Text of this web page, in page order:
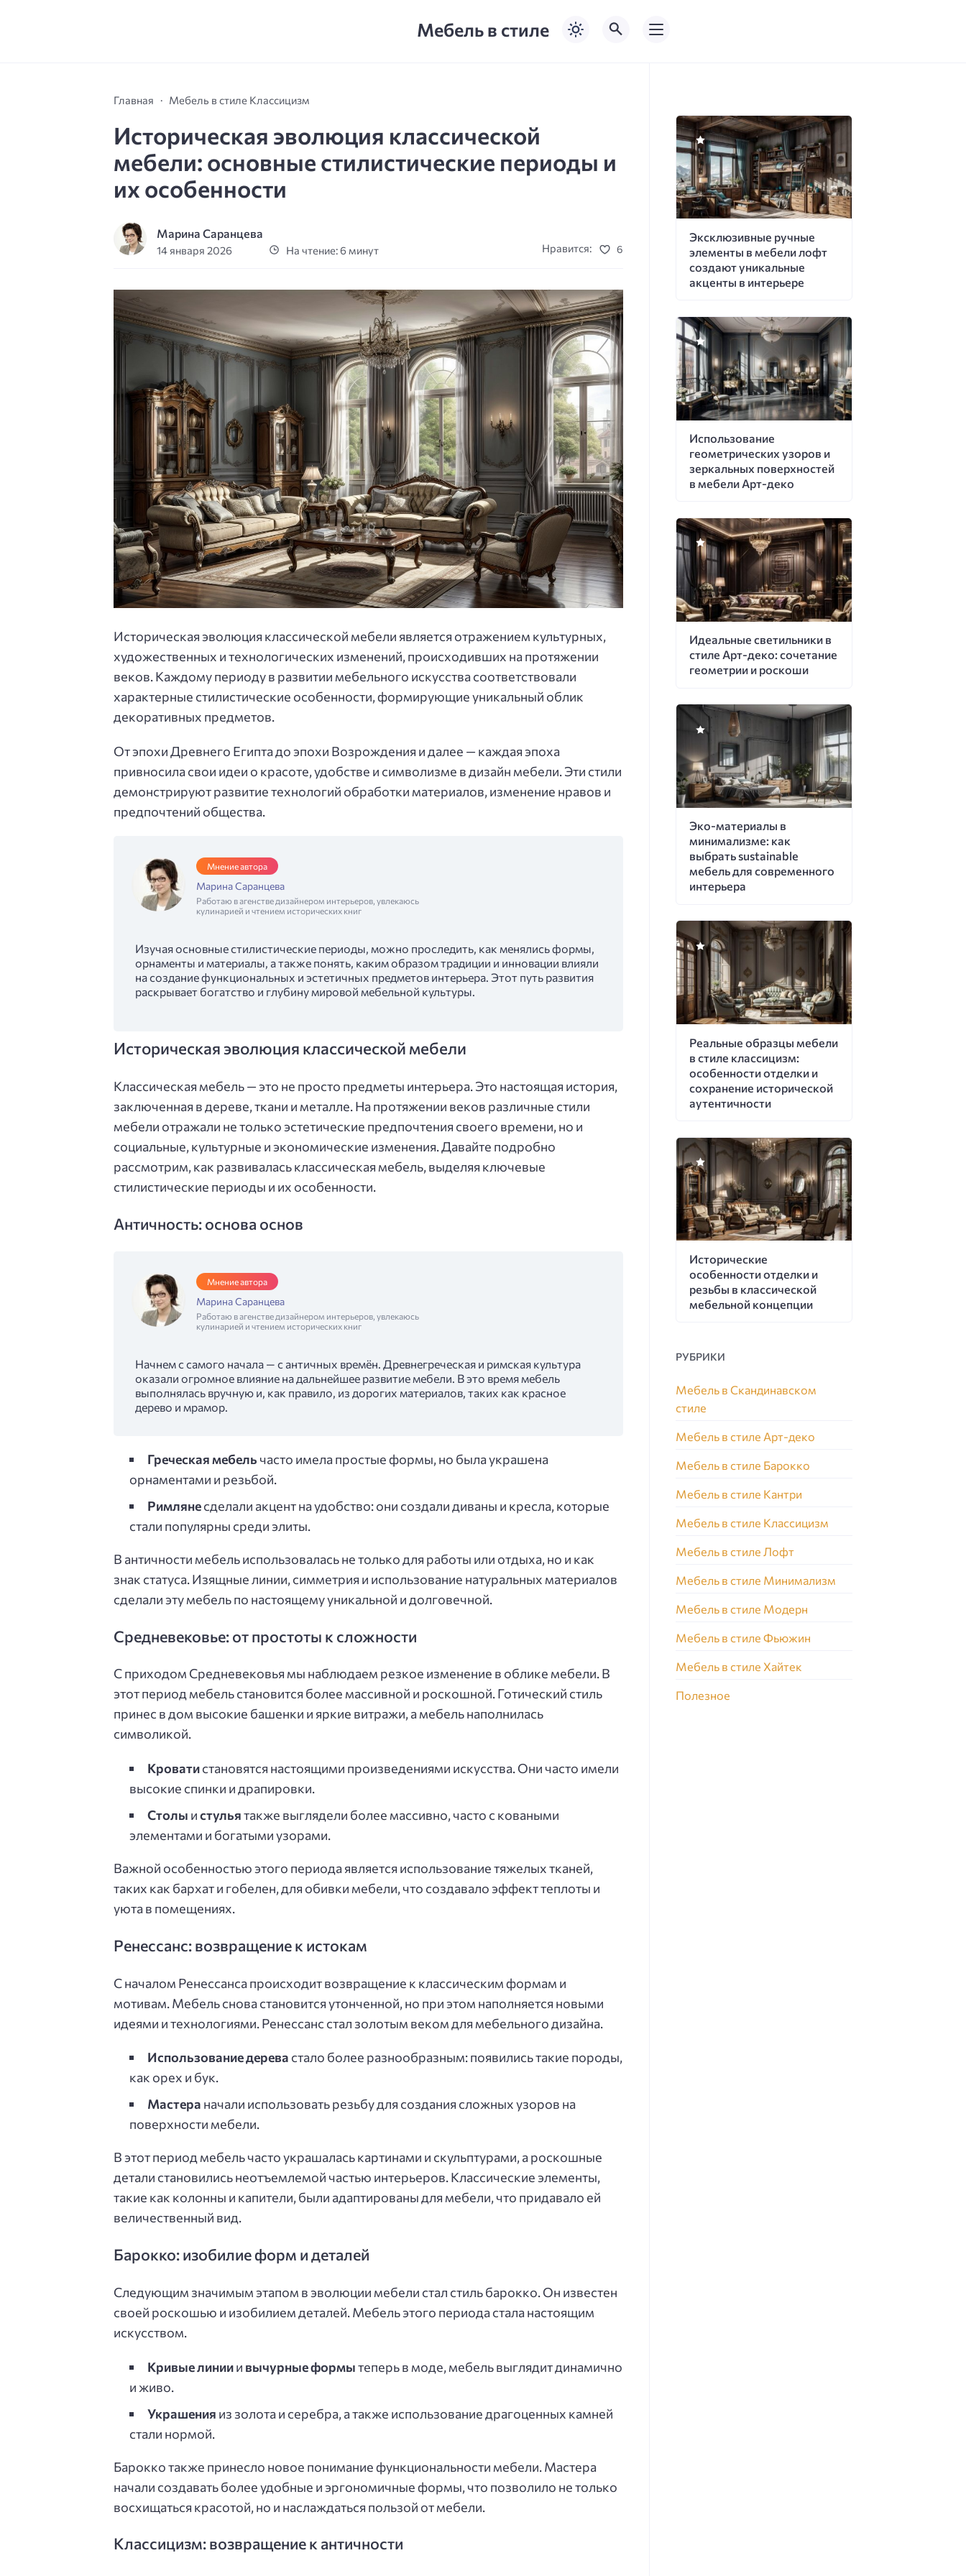
Мебель в стиле
Главная Мебель в стиле Классицизм
Историческая эволюция классической
мебели: основные стилистические периоды и
их особенности
Марина Саранцева
14 января 2026 На чтение: 6 минут Нравится: 6
Историческая эволюция классической мебели является отражением культурных,
художественных и технологических изменений, происходивших на протяжении
веков. Каждому периоду в развитии мебельного искусства соответствовали
характерные стилистические особенности, формирующие уникальный облик
декоративных предметов.
От эпохи Древнего Египта до эпохи Возрождения и далее — каждая эпоха
привносила свои идеи о красоте, удобстве и символизме в дизайн мебели. Эти стили
демонстрируют развитие технологий обработки материалов, изменение нравов и
предпочтений общества.
Мнение автора
Марина Саранцева
Работаю в агенстве дизайнером интерьеров, увлекаюсь
кулинарией и чтением исторических книг
Изучая основные стилистические периоды, можно проследить, как менялись формы,
орнаменты и материалы, а также понять, каким образом традиции и инновации влияли
на создание функциональных и эстетичных предметов интерьера. Этот путь развития
раскрывает богатство и глубину мировой мебельной культуры.
Историческая эволюция классической мебели
Классическая мебель — это не просто предметы интерьера. Это настоящая история,
заключенная в дереве, ткани и металле. На протяжении веков различные стили
мебели отражали не только эстетические предпочтения своего времени, но и
социальные, культурные и экономические изменения. Давайте подробно
рассмотрим, как развивалась классическая мебель, выделяя ключевые
стилистические периоды и их особенности.
Античность: основа основ
Мнение автора
Марина Саранцева
Работаю в агенстве дизайнером интерьеров, увлекаюсь
кулинарией и чтением исторических книг
Начнем с самого начала — с античных времён. Древнегреческая и римская культура
оказали огромное влияние на дальнейшее развитие мебели. В это время мебель
выполнялась вручную и, как правило, из дорогих материалов, таких как красное
дерево и мрамор.
Греческая мебель часто имела простые формы, но была украшена
орнаментами и резьбой.
Римлянесделали акцент на удобство: они создали диваны и кресла, которые
стали популярны среди элиты.
В античности мебель использовалась не только для работы или отдыха, но и как
знак статуса. Изящные линии, симметрия и использование натуральных материалов
сделали эту мебель по настоящему уникальной и долговечной.
Средневековье: от простоты к сложности
С приходом Средневековья мы наблюдаем резкое изменение в облике мебели. В
этот период мебель становится более массивной и роскошной. Готический стиль
принес в дом высокие башенки и яркие витражи, а мебель наполнилась
символикой.
Кроватистановятся настоящими произведениями искусства. Они часто имели
высокие спинки и драпировки.
Столы истульятакже выглядели более массивно, часто с коваными
элементами и богатыми узорами.
Важной особенностью этого периода является использование тяжелых тканей,
таких как бархат и гобелен, для обивки мебели, что создавало эффект теплоты и
уюта в помещениях.
Ренессанс: возвращение к истокам
С началом Ренессанса происходит возвращение к классическим формам и
мотивам. Мебель снова становится утонченной, но при этом наполняется новыми
идеями и технологиями. Ренессанс стал золотым веком для мебельного дизайна.
Использование дерева стало более разнообразным: появились такие породы,
как орех и бук.
Мастера начали использовать резьбу для создания сложных узоров на
поверхности мебели.
В этот период мебель часто украшалась картинами и скульптурами, а роскошные
детали становились неотъемлемой частью интерьеров. Классические элементы,
такие как колонны и капители, были адаптированы для мебели, что придавало ей
величественный вид.
Барокко: изобилие форм и деталей
Следующим значимым этапом в эволюции мебели стал стиль барокко. Он известен
своей роскошью и изобилием деталей. Мебель этого периода стала настоящим
искусством.
Кривые линиии вычурные формытеперь в моде, мебель выглядит динамично
и живо.
Украшения из золота и серебра, а также использование драгоценных камней
стали нормой.
Барокко также принесло новое понимание функциональности мебели. Мастера
начали создавать более удобные и эргономичные формы, что позволило не только
восхищаться красотой, но и наслаждаться пользой от мебели.
Классицизм: возвращение к античности
Эксклюзивные ручные
элементы в мебели лофт
создают уникальные
акценты в интерьере
Использование
геометрических узоров и
зеркальных поверхностей
в мебели Арт-деко
Идеальные светильники в
стиле Арт-деко: сочетание
геометрии и роскоши
Эко-материалы в
минимализме: как
выбрать sustainable
мебель для современного
интерьера
Реальные образцы мебели
в стиле классицизм:
особенности отделки и
сохранение исторической
аутентичности
Исторические
особенности отделки и
резьбы в классической
мебельной концепции
РУБРИКИ
Мебель в Скандинавском
стиле
Мебель в стиле Арт-деко
Мебель в стиле Барокко
Мебель в стиле Кантри
Мебель в стиле Классицизм
Мебель в стиле Лофт
Мебель в стиле Минимализм
Мебель в стиле Модерн
Мебель в стиле Фьюжин
Мебель в стиле Хайтек
Полезное